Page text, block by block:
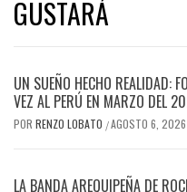
GUSTARÁ
UN SUEÑO HECHO REALIDAD:
VEZ AL PERÚ EN MARZO DEL
POR RENZO LOBATO /AGOSTO 6, 2026
LA BANDA AREQUIPEÑA DE